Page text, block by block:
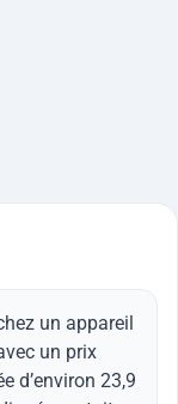
un appareil
un prix
d’environ 23,9